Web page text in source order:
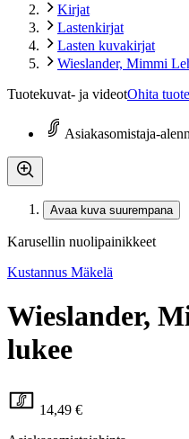
Kirjat
Lastenkirjat
Lasten kuvakirjat
Wieslander, Mimmi
Tuotekuvat- ja videotOhita
Asiakasomistaja-
Avaa kuva suurempana
Karusellin nuolipainikkeet
Kustannus Mäkelä
Wieslander,
lukee
14,49 €